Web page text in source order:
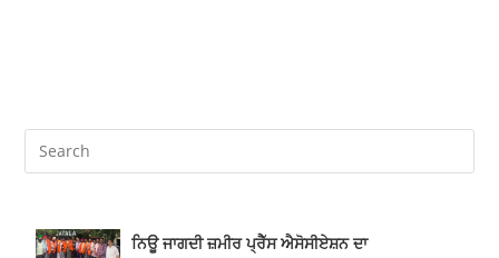
ਨਿਊ ਜਾਗਦੀ ਜ਼ਮੀਰ ਪ੍ਰੈੱਸ ਐਸੋਸੀਏਸ਼ਨ ਦਾ